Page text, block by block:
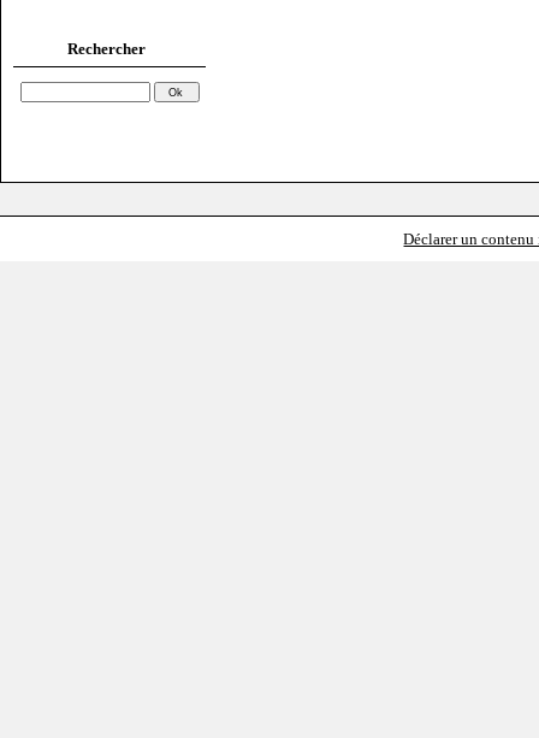
Rechercher
Déclarer un